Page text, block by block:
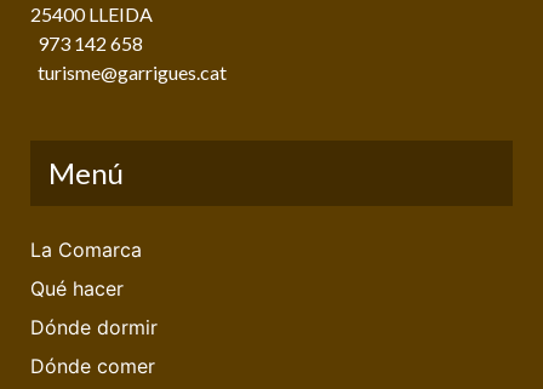
25400 LLEIDA
973 142 658
turisme@garrigues.cat
Menú
La Comarca
Qué hacer
Dónde dormir
Dónde comer